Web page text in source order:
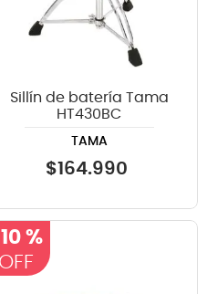
Sillín de batería Tama
HT430BC
TAMA
$164.990
10 %